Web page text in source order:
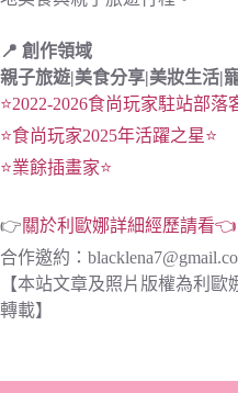
📍 創作領域
親子旅遊|美食分享|美妝生活|
⭐2022-2026食尚玩家駐站部落
⭐食尚玩家2025年活躍之星⭐
⭐業餘插畫家⭐
👉關於利歐娜詳細經歷請看👈
合作邀約：
【本站文章及照片版權為利
轉載】